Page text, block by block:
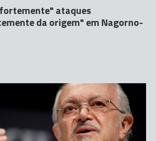
ataques
da origem" em Nagorno-